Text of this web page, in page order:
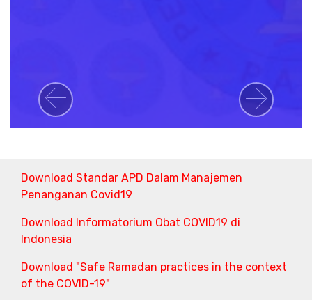
Previous Next
Download Standar APD Dalam Manajemen
Penanganan Covid19
Download Informatorium Obat COVID19 di
Indonesia
Download "Safe Ramadan practices in the context
of the COVID-19"